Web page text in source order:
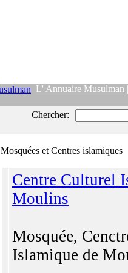
L' Annuaire Musulman
Chercher:
Mosquées et Centres islamiques
Centre Culturel
Moulins
Mosquée,
Islamique de